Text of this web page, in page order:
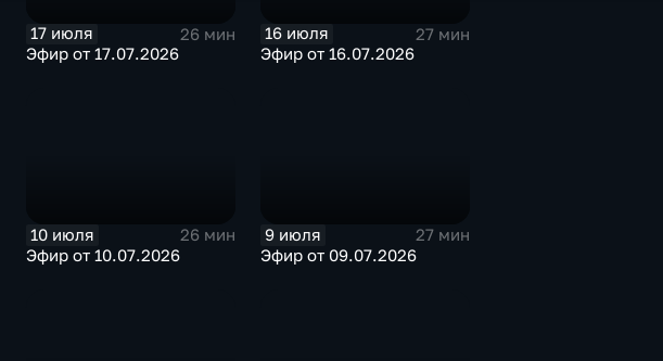
17 июля
26 мин
Эфир от 17.07.2026
16 июля
27 мин
Эфир от 16.07.2026
10 июля
26 мин
Эфир от 10.07.2026
9 июля
27 мин
Эфир от 09.07.2026